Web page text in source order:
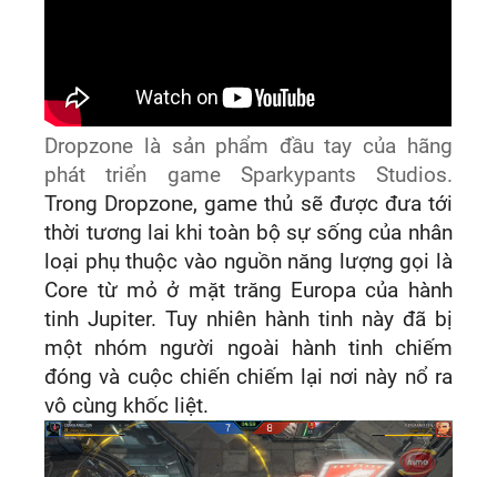
Dropzone là sản phẩm đầu tay của hãng
phát triển game Sparkypants Studios.
Trong Dropzone, game thủ sẽ được đưa tới
thời tương lai khi toàn bộ sự sống của nhân
loại phụ thuộc vào nguồn năng lượng gọi là
Core từ mỏ ở mặt trăng Europa của hành
tinh Jupiter. Tuy nhiên hành tinh này đã bị
một nhóm người ngoài hành tinh chiếm
đóng và cuộc chiến chiếm lại nơi này nổ ra
vô cùng khốc liệt.